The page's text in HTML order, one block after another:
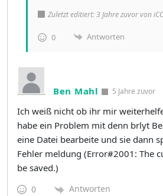
Zuletzt editiert: 3 Jahre zuvor von
0 Antworten
Ben Mahl 5 Jahre zuvor
Ich weiß nicht ob ihr mir
habe ein Problem mit denn brlyt
eine Datei bearbeite und sie dann
Fehler meldung (Error#2001: The
be saved.)
0 Antworten